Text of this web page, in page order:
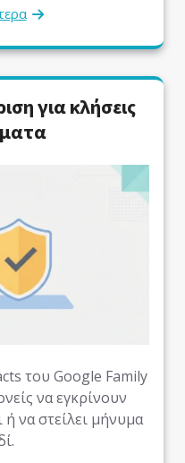
για κλήσεις
του Google Family
να εγκρίνουν
να στείλει μήνυμα